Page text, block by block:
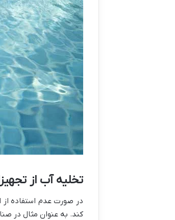
تخلیه آب از
در صورت عدم استفاده
کند. به عنوان مثال در